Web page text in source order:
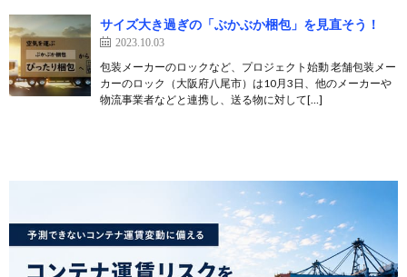
サイズ大き過ぎの「ぶかぶか梱包」を見直そう！
2023.10.03
包装メーカーのロックなど、プロジェクト始動 老舗包装メー
カーのロック（大阪府八尾市）は10月3日、他のメーカーや
物流事業者などと連携し、送る物に対して[…]